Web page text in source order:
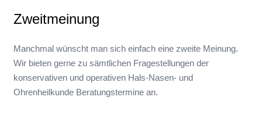
Zweitmeinung
Manchmal wünscht man sich einfach eine zweite Meinung.
Wir bieten gerne zu sämtlichen Fragestellungen der
konservativen und operativen Hals-Nasen- und
Ohrenheilkunde Beratungstermine an.